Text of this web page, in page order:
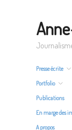
Presse écrite
Portfolio
Publications
En marge des
A propos